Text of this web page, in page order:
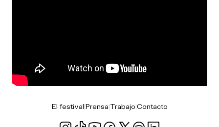
El festival|Prensa|Trabajo|Contacto